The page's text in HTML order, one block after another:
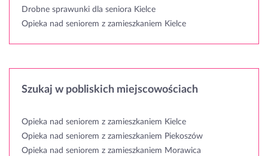
Drobne sprawunki dla seniora Kielce
Opieka nad seniorem z zamieszkaniem Kielce
Szukaj w pobliskich miejscowościach
Opieka nad seniorem z zamieszkaniem Kielce
Opieka nad seniorem z zamieszkaniem Piekoszów
Opieka nad seniorem z zamieszkaniem Morawica